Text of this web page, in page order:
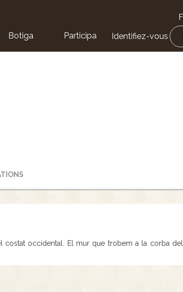
Botiga Participa Identifiez-vous
costat occidental. El mur que trobem a la corba